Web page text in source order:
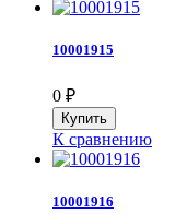
10001915
0 ₽
К сравнению
10001916